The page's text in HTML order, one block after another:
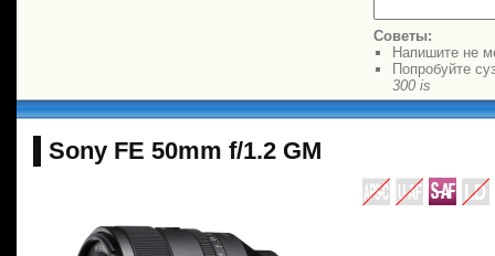
Советы:
Напишите не
Попробуйте
300 is
Sony FE 50mm f/1.2 GM